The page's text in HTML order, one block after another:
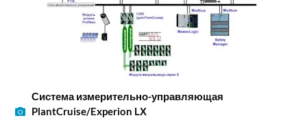
Система измерительно-управляющая
PlantCruise/Experion LХ